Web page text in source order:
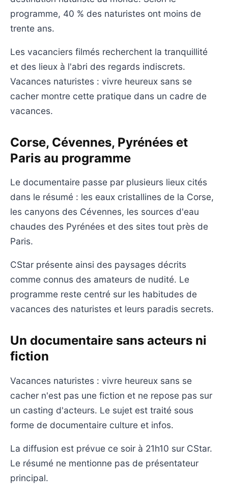
programme, 40 % des naturistes ont moins de
trente ans.
Les vacanciers filmés recherchent la tranquillité
et des lieux à l'abri des regards indiscrets.
Vacances naturistes : vivre heureux sans se
cacher montre cette pratique dans un cadre de
vacances.
Corse, Cévennes, Pyrénées et
Paris au programme
Le documentaire passe par plusieurs lieux cités
dans le résumé : les eaux cristallines de la Corse,
les canyons des Cévennes, les sources d'eau
chaudes des Pyrénées et des sites tout près de
Paris.
CStar présente ainsi des paysages décrits
comme connus des amateurs de nudité. Le
programme reste centré sur les habitudes de
vacances des naturistes et leurs paradis secrets.
Un documentaire sans acteurs ni
fiction
Vacances naturistes : vivre heureux sans se
cacher n'est pas une fiction et ne repose pas sur
un casting d'acteurs. Le sujet est traité sous
forme de documentaire culture et infos.
La diffusion est prévue ce soir à 21h10 sur CStar.
Le résumé ne mentionne pas de présentateur
principal.